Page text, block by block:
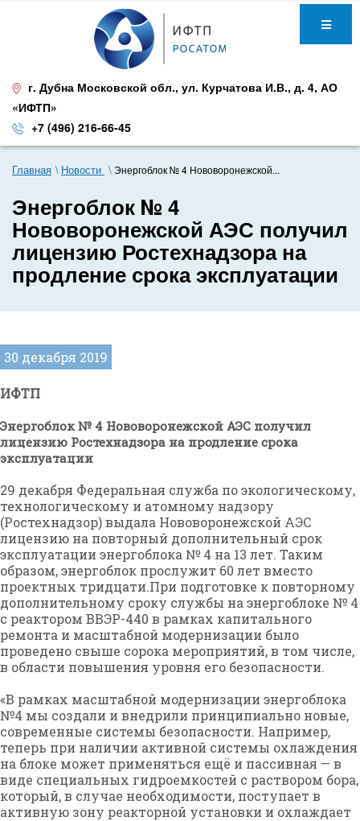
г. Дубна Московской обл., ул. Курчатова И.В., д. 4, АО
«ИФТП»
+7 (496) 216-66-45
Главная Новости Энергоблок № 4 Нововоронежской...
Энергоблок № 4
Нововоронежской АЭС получил
лицензию Ростехнадзора на
продление срока эксплуатации
30 декабря 2019
ИФТП
Энергоблок № 4 Нововоронежской АЭС получил
лицензию Ростехнадзора на продление срока
эксплуатации
29 декабря Федеральная служба по экологическому,
технологическому и атомному надзору
(Ростехнадзор) выдала Нововоронежской АЭС
лицензию на повторный дополнительный срок
эксплуатации энергоблока № 4 на 13 лет. Таким
образом, энергоблок прослужит 60 лет вместо
проектных тридцати.При подготовке к повторному
дополнительному сроку службы на энергоблоке № 4
с реактором ВВЭР-440 в рамках капитального
ремонта и масштабной модернизации было
проведено свыше сорока мероприятий, в том числе,
в области повышения уровня его безопасности.
«В рамках масштабной модернизации энергоблока
№4 мы создали и внедрили принципиально новые,
современные системы безопасности. Например,
теперь при наличии активной системы охлаждения
на блоке может применяться ещё и пассивная — в
виде специальных гидроемкостей с раствором бора,
который, в случае необходимости, поступает в
активную зону реакторной установки и охлаждает